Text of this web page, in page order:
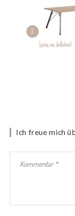
Ich freue mich